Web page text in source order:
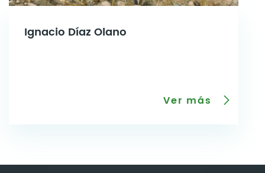
Ignacio Díaz Olano
Ver más